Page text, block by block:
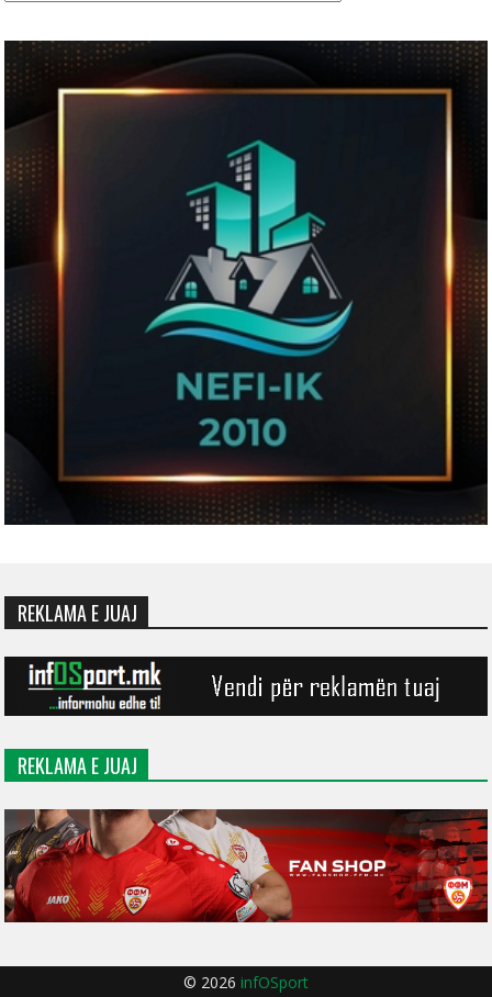
REKLAMA E JUAJ
REKLAMA E JUAJ
© 2026 infOSport